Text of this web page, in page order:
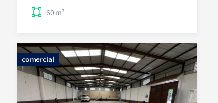
60 m²
comercial